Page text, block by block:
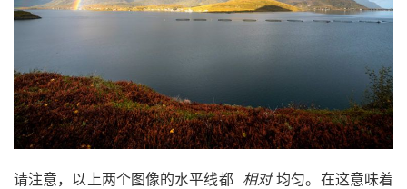
请注意，以上两个图像的水平线都 相对均匀。在这意味着